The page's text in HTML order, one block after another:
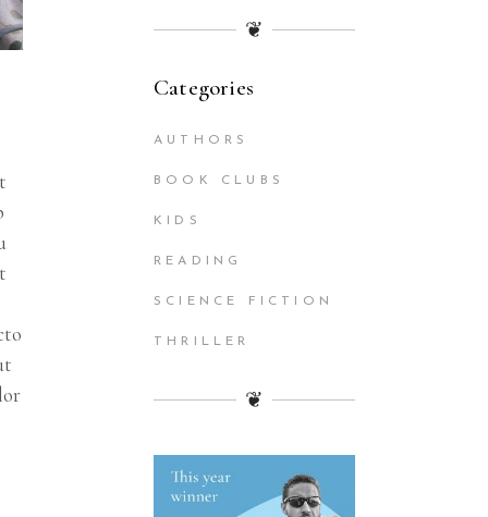
❦
Categories
AUTHORS
BOOK CLUBS
KIDS
READING
SCIENCE FICTION
THRILLER
❦